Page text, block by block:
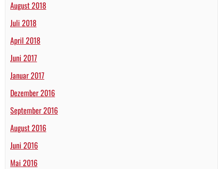
August 2018
Juli 2018
April 2018
Juni 2017
Januar 2017
Dezember 2016
September 2016
August 2016
Juni 2016
Mai 2016